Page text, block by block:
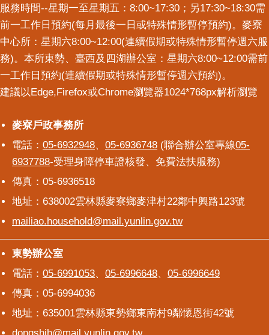
服務時間--星期一至星期五：8:00~17:30；另17:30~18:30需
前一工作日預約(每月最後一日或特殊情形暫停預約)。麥寮
中心所：星期六8:00~12:00(連續假期或特殊情形暫停週六服
務)。本所東勢、臺西及四湖辦公室：星期六8:00~12:00需前
一工作日預約(連續假期或特殊情形暫停週六預約)。
建議以Edge,Firefox或Chrome瀏覽器1024*768px解析瀏覽
麥寮戶政事務所
麥寮戶政事務所
電話： 05-6932948、 05-6936748 (聯合辦公室專線05-
6937788-受理身障停車證核發、免費法扶服務)
傳真：05-6936518
地址：638002雲林縣麥寮鄉麥津村22鄰中興路123號
mailiao.household@mail.yunlin.gov.tw
東勢辦公室
東勢辦公室
電話： 05-6991053、 05-6996648、 05-6996649
傳真：05-6994036
地址：635001雲林縣東勢鄉東南村9鄰懷恩街42號